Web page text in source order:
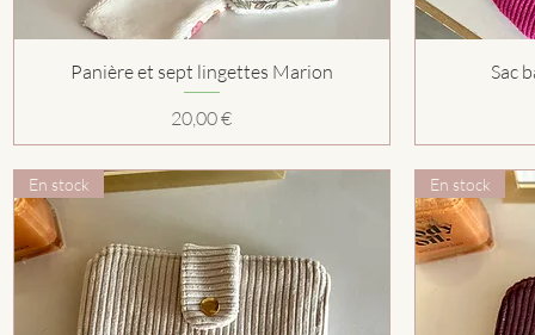
Aperçu rapide
Panière et sept lingettes Marion
Prix
20,00 €
Sac
En stock En stock